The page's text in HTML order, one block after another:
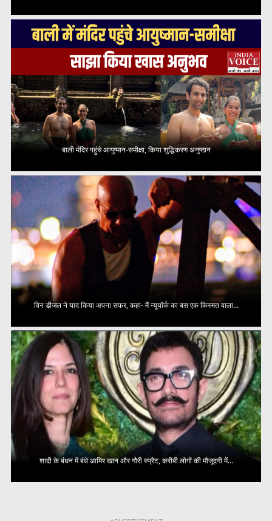
बाली मंदिर पहुंचे आयुष्मान-समीक्षा, किया शुद्धिकरण अनुष्ठान
विन डीजल ने याद किया अपना सफर, कहा- मैं न्यूयॉर्क का बस एक किस्मत वाला...
शादी के बंधन में बंधे आमिर खान और गौरी स्प्रैट, करीबी लोगों की मौजूदगी में...